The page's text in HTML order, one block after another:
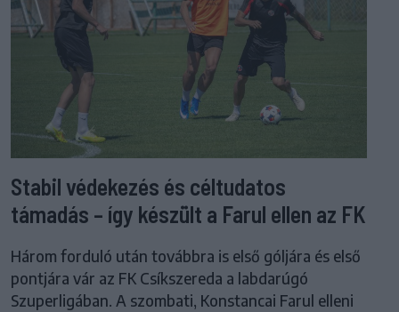
Stabil védekezés és céltudatos
támadás – így készült a Farul ellen az FK
Három forduló után továbbra is első góljára és első
pontjára vár az FK Csíkszereda a labdarúgó
Szuperligában. A szombati, Konstancai Farul elleni